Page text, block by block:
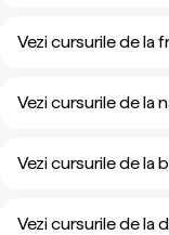
Vezi cursurile de la
Vezi cursurile de la
Vezi cursurile de la
Vezi cursurile de la